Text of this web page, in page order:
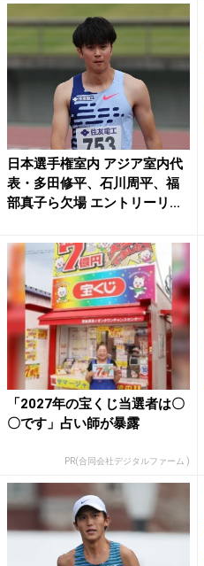
日本選手権室内 アジア室内代
表・多田修平、石川周平、福
部真子ら欠場 エントリーリ...
「2027年の宝くじ当選者は〇
〇です」占い師が暴露
PR(合同会社デジタルファーム )